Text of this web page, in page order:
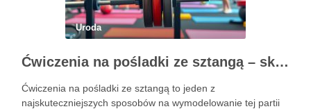
Uroda
Ćwiczenia na pośladki ze sztangą – skuteczne metody i techniki treningowe
Ćwiczenia na pośladki ze sztangą to jeden z
najskuteczniejszych sposobów na wymodelowanie tej partii